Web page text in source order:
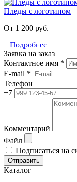
Пледы с логотипом
От 1 200 руб.
Подробнее
Заявка на заказ
Контактное имя *
E-mail *
Телефон
+7
Комментарий
Файл
Подписаться на
Отправить
Каталог